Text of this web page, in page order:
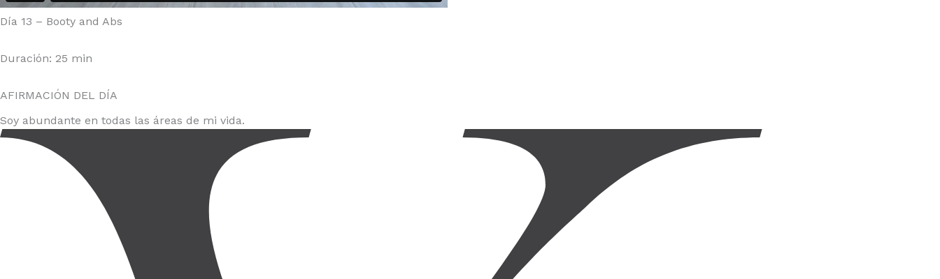
Día 13 – Booty and Abs
Duración: 25 min
AFIRMACIÓN DEL DÍA
Soy abundante en todas las áreas de mi vida.